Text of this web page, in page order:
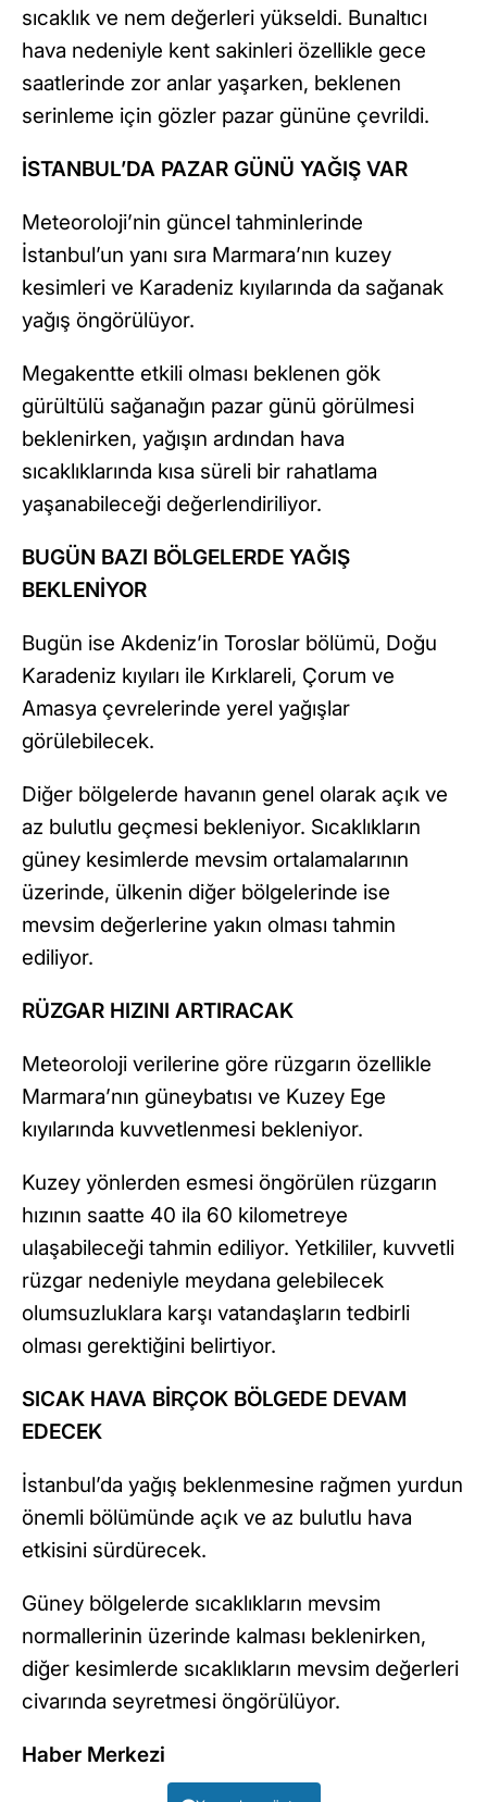
sıcaklık ve nem değerleri yükseldi. Bunaltıcı
hava nedeniyle kent sakinleri özellikle gece
saatlerinde zor anlar yaşarken, beklenen
serinleme için gözler pazar gününe çevrildi.
İSTANBUL’DA PAZAR GÜNÜ YAĞIŞ VAR
Meteoroloji’nin güncel tahminlerinde
İstanbul’un yanı sıra Marmara’nın kuzey
kesimleri ve Karadeniz kıyılarında da sağanak
yağış öngörülüyor.
Megakentte etkili olması beklenen gök
gürültülü sağanağın pazar günü görülmesi
beklenirken, yağışın ardından hava
sıcaklıklarında kısa süreli bir rahatlama
yaşanabileceği değerlendiriliyor.
BUGÜN BAZI BÖLGELERDE YAĞIŞ
BEKLENİYOR
Bugün ise Akdeniz’in Toroslar bölümü, Doğu
Karadeniz kıyıları ile Kırklareli, Çorum ve
Amasya çevrelerinde yerel yağışlar
görülebilecek.
Diğer bölgelerde havanın genel olarak açık ve
az bulutlu geçmesi bekleniyor. Sıcaklıkların
güney kesimlerde mevsim ortalamalarının
üzerinde, ülkenin diğer bölgelerinde ise
mevsim değerlerine yakın olması tahmin
ediliyor.
RÜZGAR HIZINI ARTIRACAK
Meteoroloji verilerine göre rüzgarın özellikle
Marmara’nın güneybatısı ve Kuzey Ege
kıyılarında kuvvetlenmesi bekleniyor.
Kuzey yönlerden esmesi öngörülen rüzgarın
hızının saatte 40 ila 60 kilometreye
ulaşabileceği tahmin ediliyor. Yetkililer, kuvvetli
rüzgar nedeniyle meydana gelebilecek
olumsuzluklara karşı vatandaşların tedbirli
olması gerektiğini belirtiyor.
SICAK HAVA BİRÇOK BÖLGEDE DEVAM
EDECEK
İstanbul’da yağış beklenmesine rağmen yurdun
önemli bölümünde açık ve az bulutlu hava
etkisini sürdürecek.
Güney bölgelerde sıcaklıkların mevsim
normallerinin üzerinde kalması beklenirken,
diğer kesimlerde sıcaklıkların mevsim değerleri
civarında seyretmesi öngörülüyor.
Haber Merkezi